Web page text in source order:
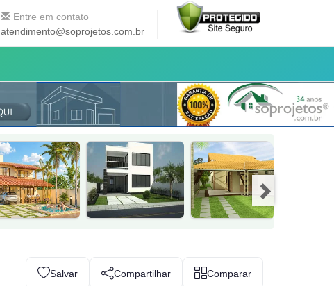
Entre em contato
atendimento@soprojetos.com.br
Salvar Compartilhar Comparar